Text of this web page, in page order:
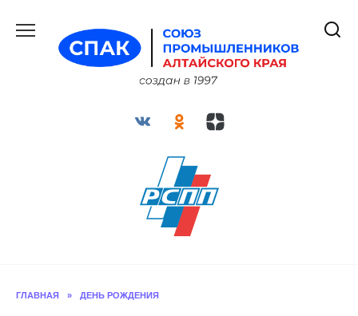
содержанию
ГЛАВНАЯ » ДЕНЬ РОЖДЕНИЯ